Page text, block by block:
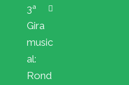
3ª
Gira
music
al:
Rond